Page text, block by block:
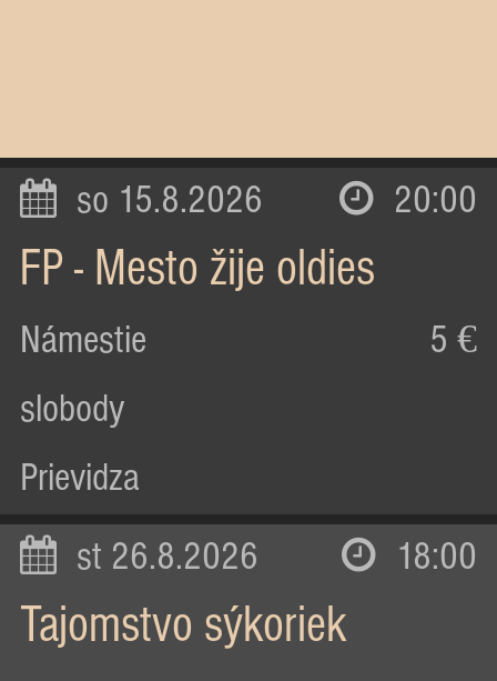
so 15.8.2026 20:00
FP - Mesto žije oldies
Námestie
slobody
Prievidza
5 €
st 26.8.2026 18:00
Tajomstvo sýkoriek